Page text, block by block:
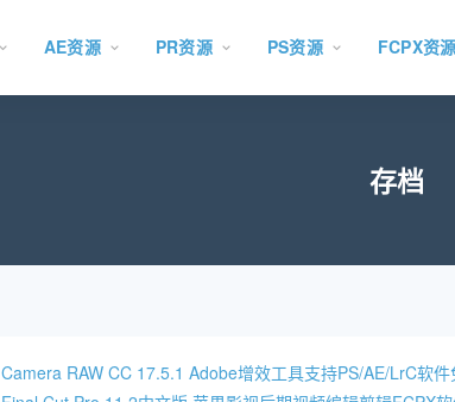
AE资源 PR资源 PS资源 FCPX资源
存档
Camera RAW CC 17.5.1 Adobe增效工具支持PS/AE/LrC软